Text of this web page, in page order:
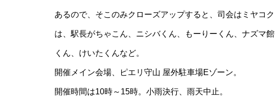
あるので、そこのみクローズアップすると、司会はミヤコ
は、駅長がちゃこん、ニシバくん、もーりーくん、ナズマ
くん、けいたくんなど。
開催メイン会場、ピエリ守山 屋外駐車場Eゾーン。
開催時間は10時～15時。小雨決行、雨天中止。